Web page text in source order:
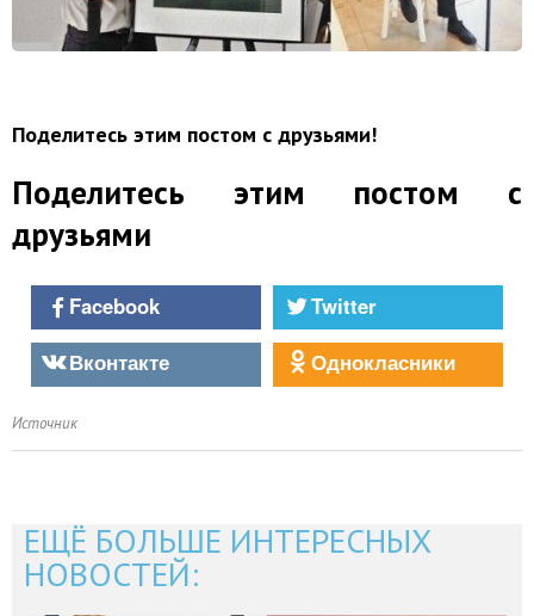
Поделитесь этим постом с друзьями!
Поделитесь этим постом с
друзьями
Facebook
Twitter
Вконтакте
Однокласники
Источник
ЕЩЁ БОЛЬШЕ ИНТЕРЕСНЫХ
НОВОСТЕЙ: